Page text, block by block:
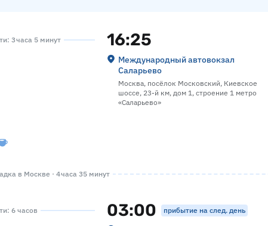
3 часа 5 минут 16:25
Международный автовокзал
Саларьево
Москва, посёлок Московский, Киевское
шоссе, 23-й км, дом 1, строение 1 метро
«Саларьево»
в Москве · 4 часа 35 минут
6 часов 03:00 прибытие на след. день